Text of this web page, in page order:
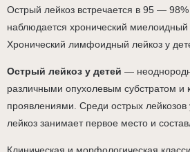
Острый лейкоз встречается в 95 —
наблюдается хронический
Хронический лимфоидный лейкоз у
Острый лейкоз у детей —
различными опухолевым субстратом и
проявлениями. Среди острых
лейкоз занимает первое место и